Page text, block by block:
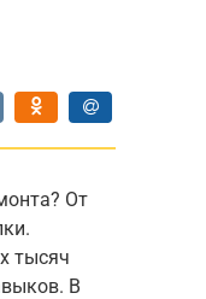
От
тысяч
В